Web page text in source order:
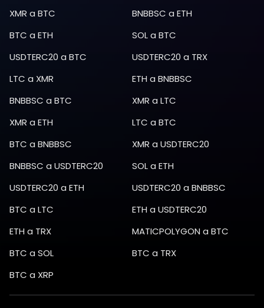
XMR a BTC BNBBSC a ETH
BTC a ETH SOLa BTC
USDTERC20 a BTC USDTERC20 a TRX
LTC a XMR ETH a BNBBSC
BNBBSC a BTC XMR a LTC
XMR a ETH LTC a BTC
BTC a BNBBSC XMR a USDTERC20
BNBBSC a USDTERC20 SOLa ETH
USDTERC20 a ETH USDTERC20 a BNBBSC
BTC a LTC ETH a USDTERC20
ETH a TRX MATICPOLYGON a BTC
BTC a SOL BTC a TRX
BTC a XRP